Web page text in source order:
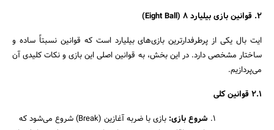
۲. قوانین بازی بیلیارد۸ (Eight Ball)
ایت بال یکی از پرطرفدارترین بازی‌های بیلیارد است که قوانین نسبتاً ساده و
ساختار مشخصی دارد. در این بخش، به قوانین اصلی این بازی و نکات کلیدی آن
می‌پردازیم.
۲.۱قوانین کلی
شروع بازی:
بازی با ضربه آغازین (Break) شروع می‌شود که